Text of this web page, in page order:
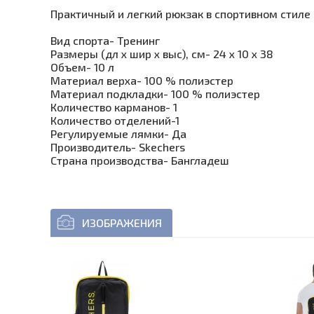
Практичный и легкий рюкзак в спортивном
Вид спорта- Тренинг
Размеры (дл х шир х выс), см- 24 х 10 х 38
Объем- 10 л
Материал верха- 100 % полиэстер
Материал подкладки- 100 % полиэстер
Количество карманов- 1
Количество отделений-1
Регулируемые лямки- Да
Производитель- Skechers
Страна производства- Бангладеш
ИЗОБРАЖЕНИЯ